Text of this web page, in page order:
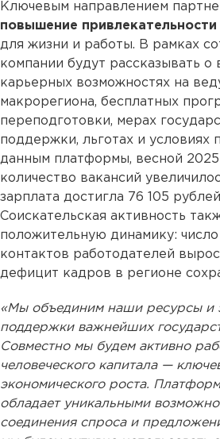
Ключевым направлением
повышение
для жизни и работы. В рамках
компании будут рассказывать о
карьерных возможностях на
макрорегиона, бесплатных
переподготовки, мерах
поддержки, льготах и условиях
данным платформы, весной
количество вакансий
зарплата достигла 76 105
Соискательская активность
положительную динамику: число
контактов работодателей
дефицит кадров в регионе
«Мы объединим наши ресурсы и
поддержки важнейших
Совместно мы будем активно
человеческого капитала —
экономического роста.
обладает уникальными
соединения спроса и